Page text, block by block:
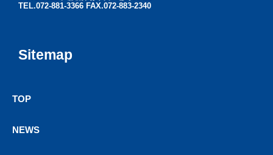
TEL.072-881-3366 FAX.072-883-2340
Sitemap
TOP
NEWS